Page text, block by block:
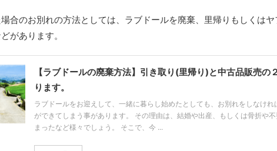
合のお別れの方法としては、ラブドールを廃棄、里帰りもしくはヤ
があります。
【ラブドールの廃棄方法】引き取り(里帰り)と中古品販売の
ります。
ラブドールをお迎えして、一緒に暮らし始めたとしても、お別れをしなけれ
ができてしまう事があります。 その理由は、結婚や出産、もしくは骨折や
まったなど様々でしょう。 そこで、今 ...